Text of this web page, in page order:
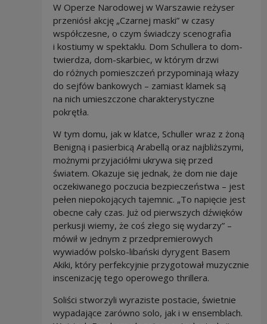
W Operze Narodowej w Warszawie reżyser
przeniósł akcję „Czarnej maski” w czasy
współczesne, o czym świadczy scenografia
i kostiumy w spektaklu. Dom Schullera to dom-
twierdza, dom-skarbiec, w którym drzwi
do różnych pomieszczeń przypominają włazy
do sejfów bankowych – zamiast klamek są
na nich umieszczone charakterystyczne
pokrętła.
W tym domu, jak w klatce, Schuller wraz z żoną
Benigną i pasierbicą Arabellą oraz najbliższymi,
możnymi przyjaciółmi ukrywa się przed
światem. Okazuje się jednak, że dom nie daje
oczekiwanego poczucia bezpieczeństwa – jest
pełen niepokojących tajemnic. „To napięcie jest
obecne cały czas. Już od pierwszych dźwięków
perkusji wiemy, że coś złego się wydarzy” –
mówił w jednym z przedpremierowych
wywiadów polsko-libański dyrygent Basem
Akiki, który perfekcyjnie przygotował muzycznie
inscenizację tego operowego thrillera.
Soliści stworzyli wyraziste postacie, świetnie
wypadające zarówno solo, jak i w ensemblach.